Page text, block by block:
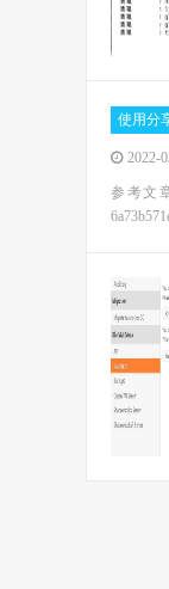
使用分
2022-
参考文